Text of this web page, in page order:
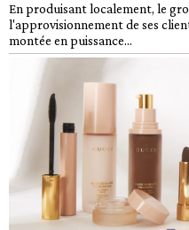
En produisant localement, le
l'approvisionnement de ses
montée en puissance...